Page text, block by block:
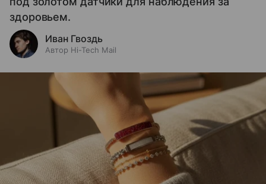
здоровьем.
Иван Гвоздь
Автор Hi-Tech Mail